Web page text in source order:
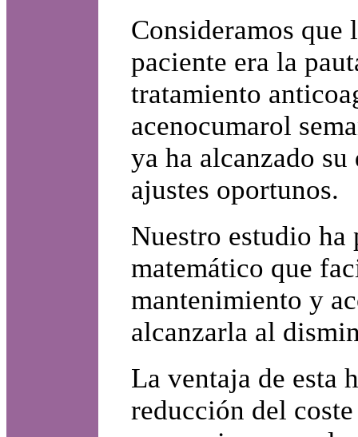
Consideramos que
paciente era la
tratamiento
acenocumarol
ya ha alcanzado
ajustes oportunos.
Nuestro estudio
matemático que
mantenimiento y
alcanzarla al
La ventaja de esta
reducción del